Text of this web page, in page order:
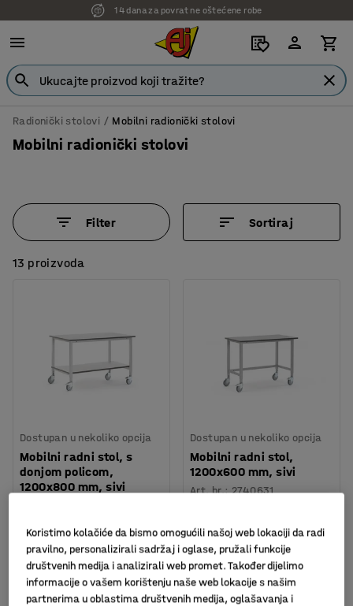
7 godina garancije
Radionički stolovi Mobilni radionički stolovi
Mobilni radionički stolovi
Filter Sortiraj
13 proizvoda
Dostupan u nekoliko opcija
Mobilni radni stol, s
donjom policom,
1200x800 mm, sivi
1.516,00 KM
bez PDV
U KOŠARICU
Dostupan u nekoliko opcija
Mobilni radni stol,
1200x600 mm, sivi
Art. br.:2740631
1.202,00 KM
bez PDV
U KOŠARICU
Koristimo kolačiće da bismo omogućili našoj web lokaciji da radi
pravilno, personalizirali sadržaj i oglase, pružali funkcije
društvenih medija i analizirali web promet. Također dijelimo
informacije o vašem korištenju naše web lokacije s našim
partnerima u oblastima društvenih medija, oglašavanja i